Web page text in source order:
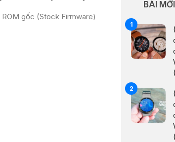
gốc (Stock Firmware)
BÀI MỚI